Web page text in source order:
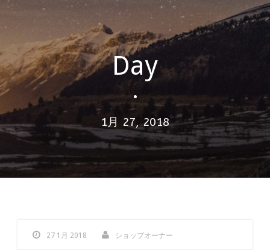
Day
•
1月 27, 2018
27 1月 2018 ショップオーナー